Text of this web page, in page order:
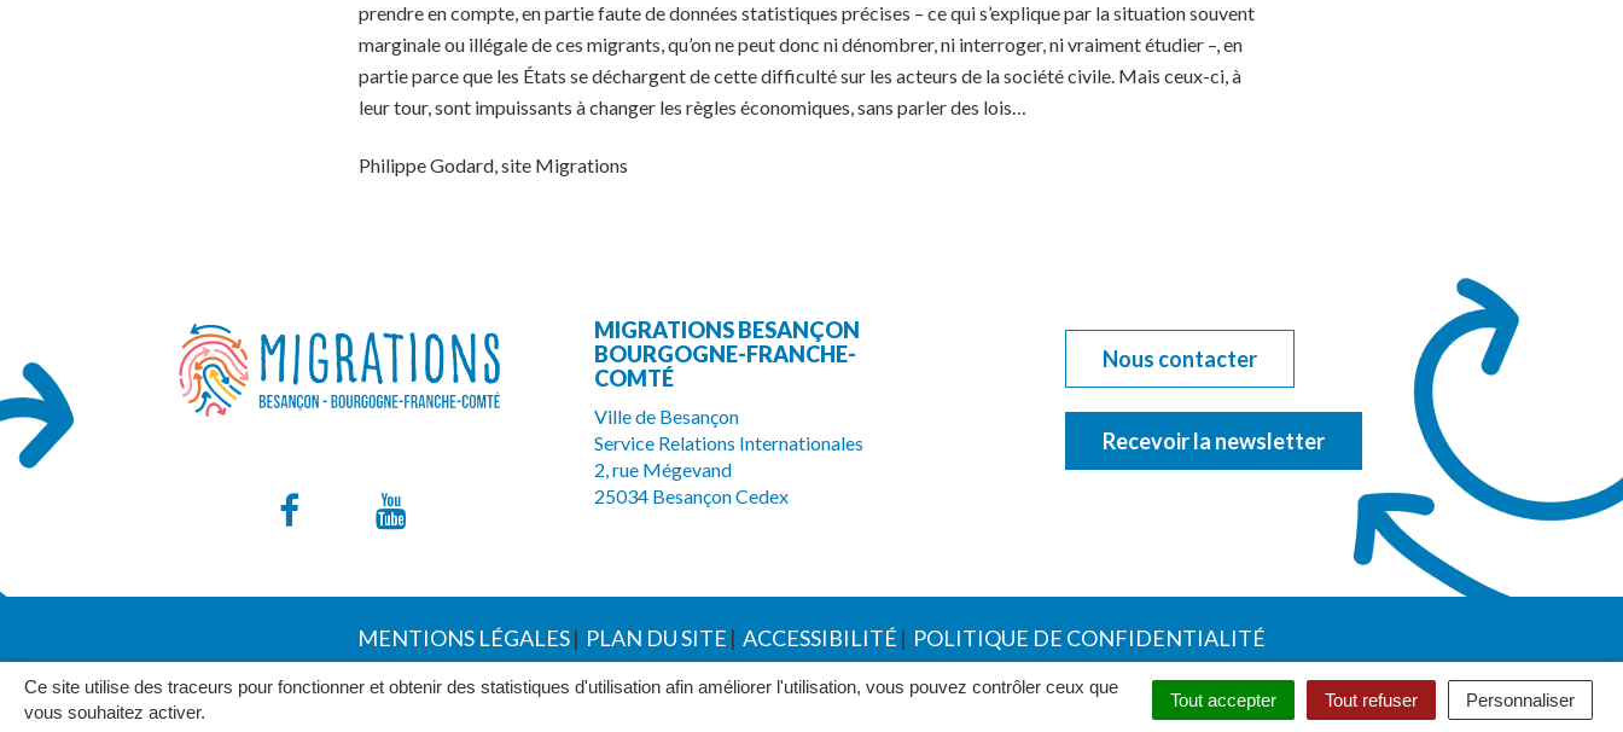
Ce site utilise des traceurs pour fonctionner et obtenir des statistiques d'utilisation afin améliorer l'utilisation, vous pouvez contrôler ceux que
vous souhaitez activer.
Tout accepter Tout refuser Personnaliser
prendre en compte, en partie faute de données statistiques précises – ce qui s’explique par la situation souvent
marginale ou illégale de ces migrants, qu’on ne peut donc ni dénombrer, ni interroger, ni vraiment étudier –, en
partie parce que les États se déchargent de cette difficulté sur les acteurs de la société civile. Mais ceux-ci, à
leur tour, sont impuissants à changer les règles économiques, sans parler des lois…
Philippe Godard, site Migrations
Lien
le
compte
la
chaîne
Youtube
MIGRATIONS BESANÇON
BOURGOGNE-FRANCHE-
COMTÉ
Ville de Besançon
Service Relations Internationales
2, rue Mégevand
25034 Besançon Cedex
Nous contacter
Recevoir la newsletter
MENTIONS LÉGALES PLAN DU SITE ACCESSIBILITÉ POLITIQUE DE CONFIDENTIALITÉ